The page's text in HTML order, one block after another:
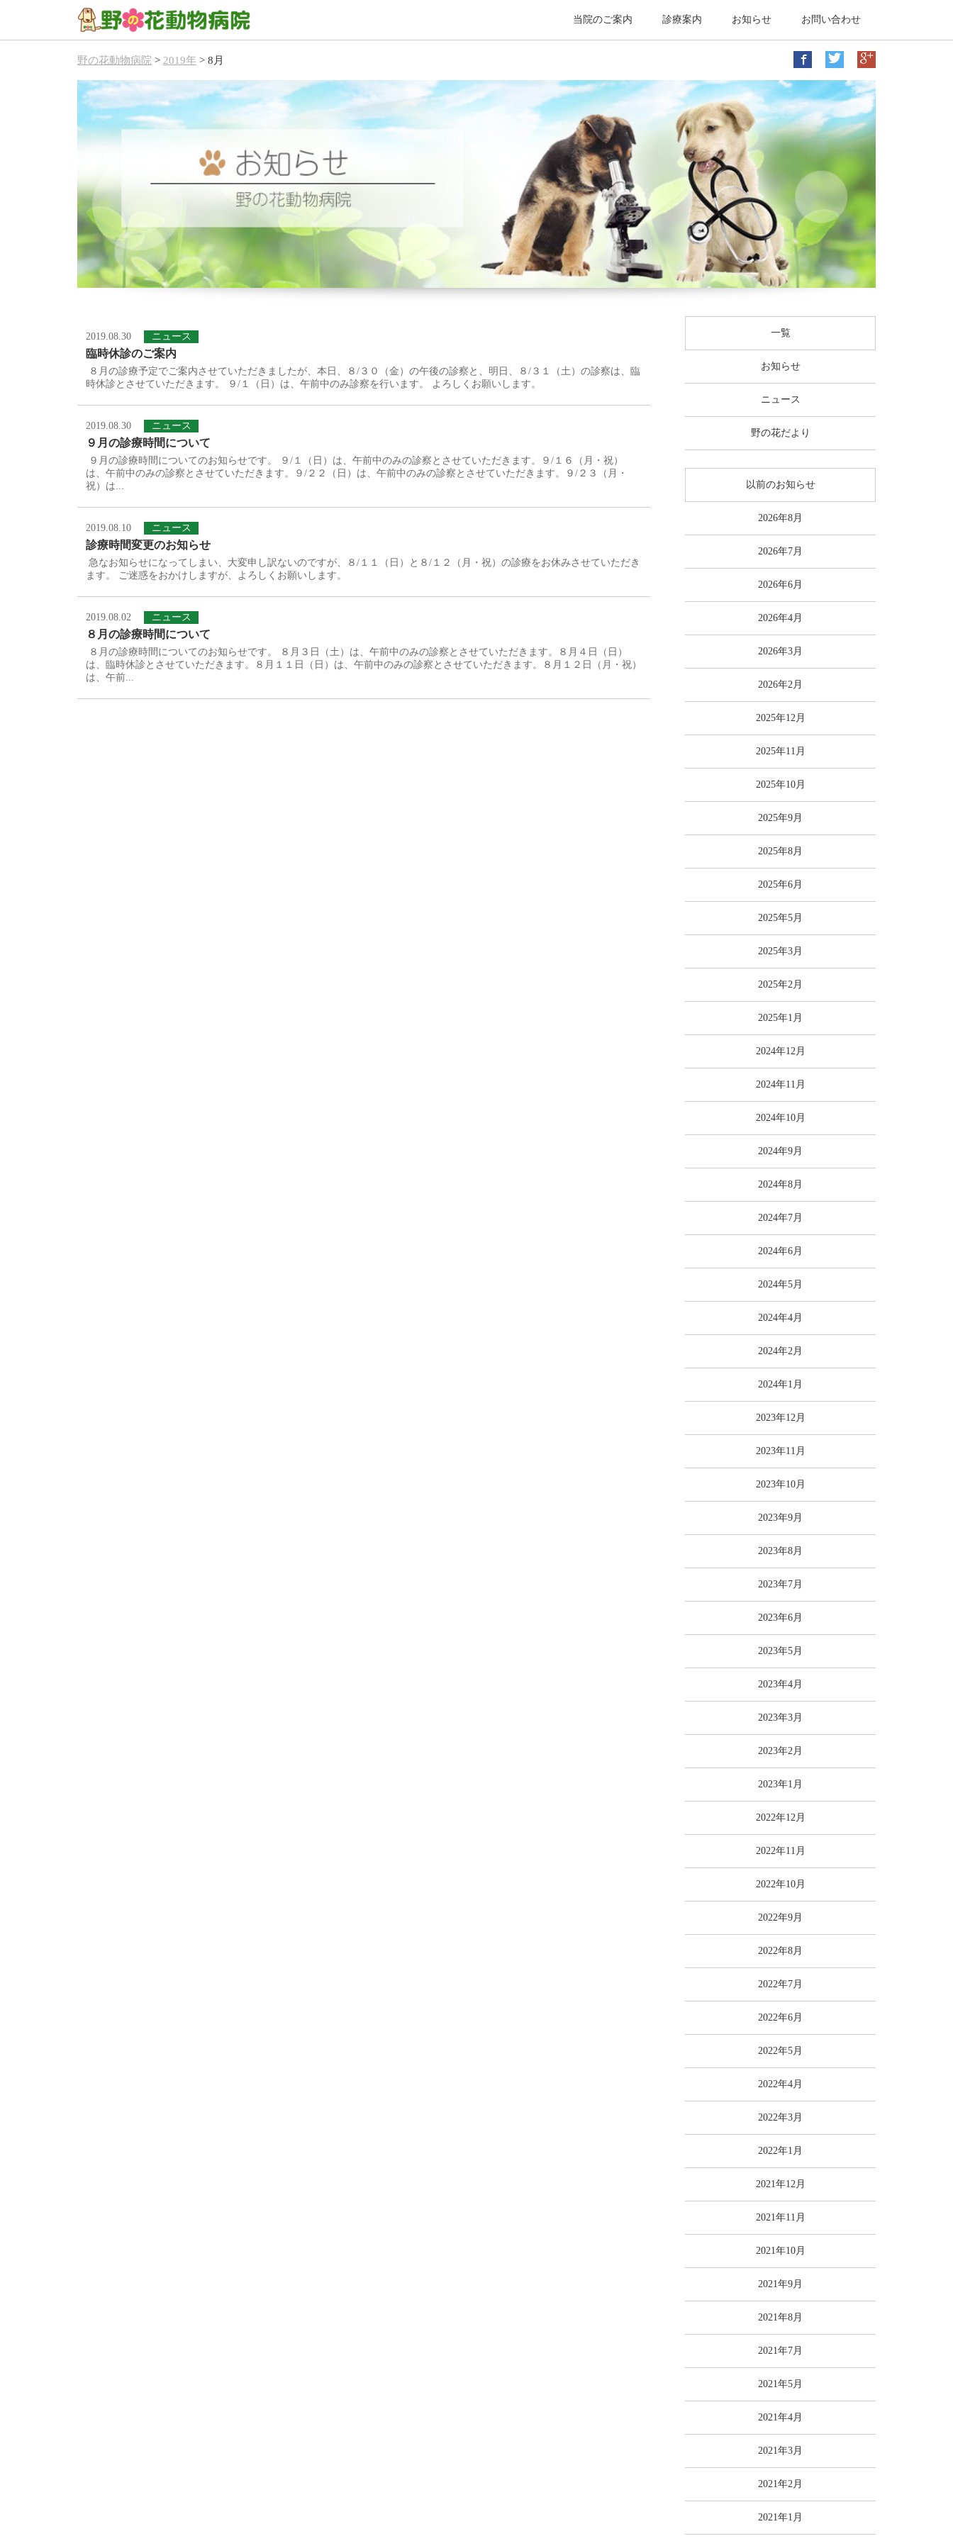
当院のご案内 診療案内 お知らせ お問い合わせ
野の花動物病院 > 2019年 > 8月
2019.08.30 ニュース
臨時休診のご案内
８月の診療予定でご案内させていただきましたが、本日、８/３０（金）の午後の診察と、明日、８/３１（土）の診察は、臨
時休診とさせていただきます。 ９/１（日）は、午前中のみ診察を行います。 よろしくお願いします。
2019.08.30 ニュース
９月の診療時間について
９月の診療時間についてのお知らせです。 ９/１（日）は、午前中のみの診察とさせていただきます。９/１６（月・祝）
は、午前中のみの診察とさせていただきます。９/２２（日）は、午前中のみの診察とさせていただきます。９/２３（月・
祝）は...
2019.08.10 ニュース
診療時間変更のお知らせ
急なお知らせになってしまい、大変申し訳ないのですが、８/１１（日）と８/１２（月・祝）の診療をお休みさせていただき
ます。 ご迷惑をおかけしますが、よろしくお願いします。
2019.08.02 ニュース
８月の診療時間について
８月の診療時間についてのお知らせです。 ８月３日（土）は、午前中のみの診察とさせていただきます。８月４日（日）
は、臨時休診とさせていただきます。８月１１日（日）は、午前中のみの診察とさせていただきます。８月１２日（月・祝）
は、午前...
一覧
お知らせ
ニュース
野の花だより
以前のお知らせ
2026年8月
2026年7月
2026年6月
2026年4月
2026年3月
2026年2月
2025年12月
2025年11月
2025年10月
2025年9月
2025年8月
2025年6月
2025年5月
2025年3月
2025年2月
2025年1月
2024年12月
2024年11月
2024年10月
2024年9月
2024年8月
2024年7月
2024年6月
2024年5月
2024年4月
2024年2月
2024年1月
2023年12月
2023年11月
2023年10月
2023年9月
2023年8月
2023年7月
2023年6月
2023年5月
2023年4月
2023年3月
2023年2月
2023年1月
2022年12月
2022年11月
2022年10月
2022年9月
2022年8月
2022年7月
2022年6月
2022年5月
2022年4月
2022年3月
2022年1月
2021年12月
2021年11月
2021年10月
2021年9月
2021年8月
2021年7月
2021年5月
2021年4月
2021年3月
2021年2月
2021年1月